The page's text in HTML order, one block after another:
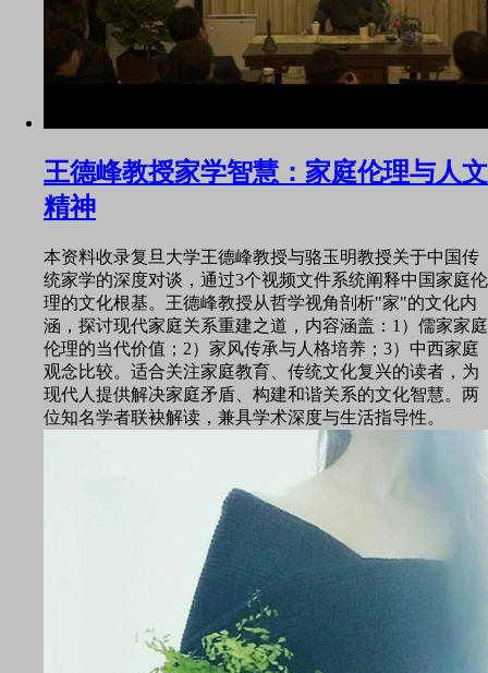
王德峰教授家学智慧：家庭伦理与人文
精神
本资料收录复旦大学王德峰教授与骆玉明教授关于中国传
统家学的深度对谈，通过3个视频文件系统阐释中国家庭伦
理的文化根基。王德峰教授从哲学视角剖析"家"的文化内
涵，探讨现代家庭关系重建之道，内容涵盖：1）儒家家庭
伦理的当代价值；2）家风传承与人格培养；3）中西家庭
观念比较。适合关注家庭教育、传统文化复兴的读者，为
现代人提供解决家庭矛盾、构建和谐关系的文化智慧。两
位知名学者联袂解读，兼具学术深度与生活指导性。